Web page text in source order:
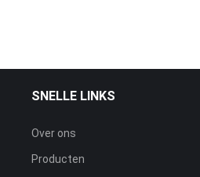
SNELLE LINKS
Over ons
Producten